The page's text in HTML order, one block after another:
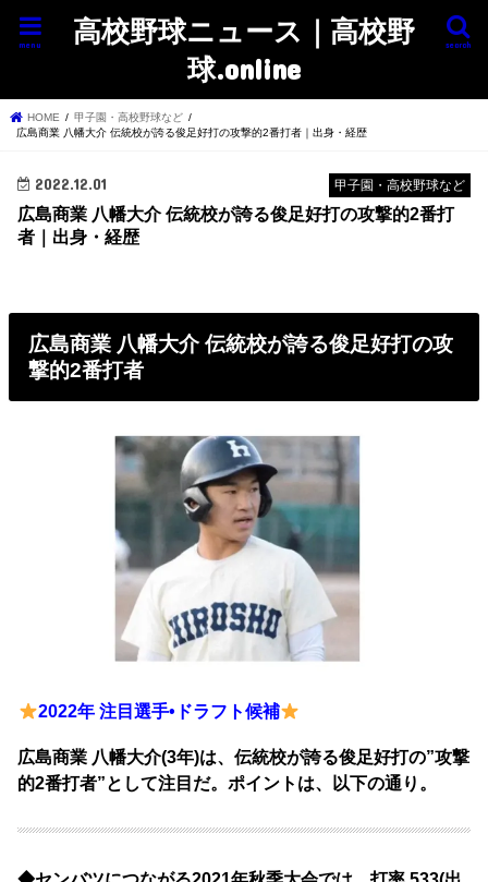
高校野球ニュース｜高校野
球.online
search
menu
HOME
甲子園・高校野球など
広島商業 八幡大介 伝統校が誇る俊足好打の攻撃的2番打者｜出身・経歴
甲子園・高校野球など
2022.12.01
広島商業 八幡大介 伝統校が誇る俊足好打の攻撃的2番打
者｜出身・経歴
広島商業 八幡大介 伝統校が誇る俊足好打の攻
撃的2番打者
2022年 注目選手•ドラフト候補
広島商業 八幡大介(3年)は、伝統校が誇る俊足好打の”攻撃
的2番打者”として注目だ。ポイントは、以下の通り。